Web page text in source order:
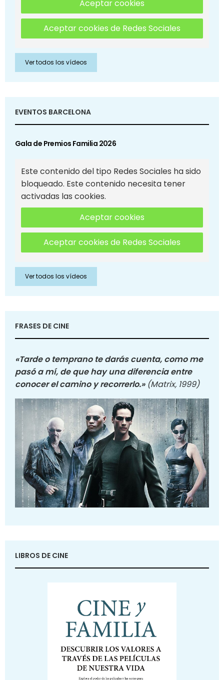
Aceptar cookies
Aceptar cookies de Redes Sociales
Ver todos los vídeos
EVENTOS BARCELONA
Gala de Premios Familia 2026
Este contenido del tipo Redes Sociales ha sido
bloqueado. Este contenido necesita tener
activadas las cookies.
Aceptar cookies
Aceptar cookies de Redes Sociales
Ver todos los vídeos
FRASES DE CINE
«Tarde o temprano te darás cuenta, como me
pasó a mí, de que hay una diferencia entre
conocer el camino y recorrerlo.» (Matrix, 1999)
LIBROS DE CINE